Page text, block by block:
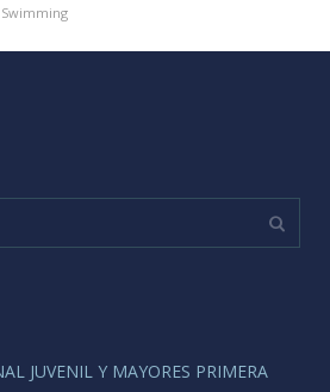
Swimming
JUVENIL Y MAYORES PRIMERA